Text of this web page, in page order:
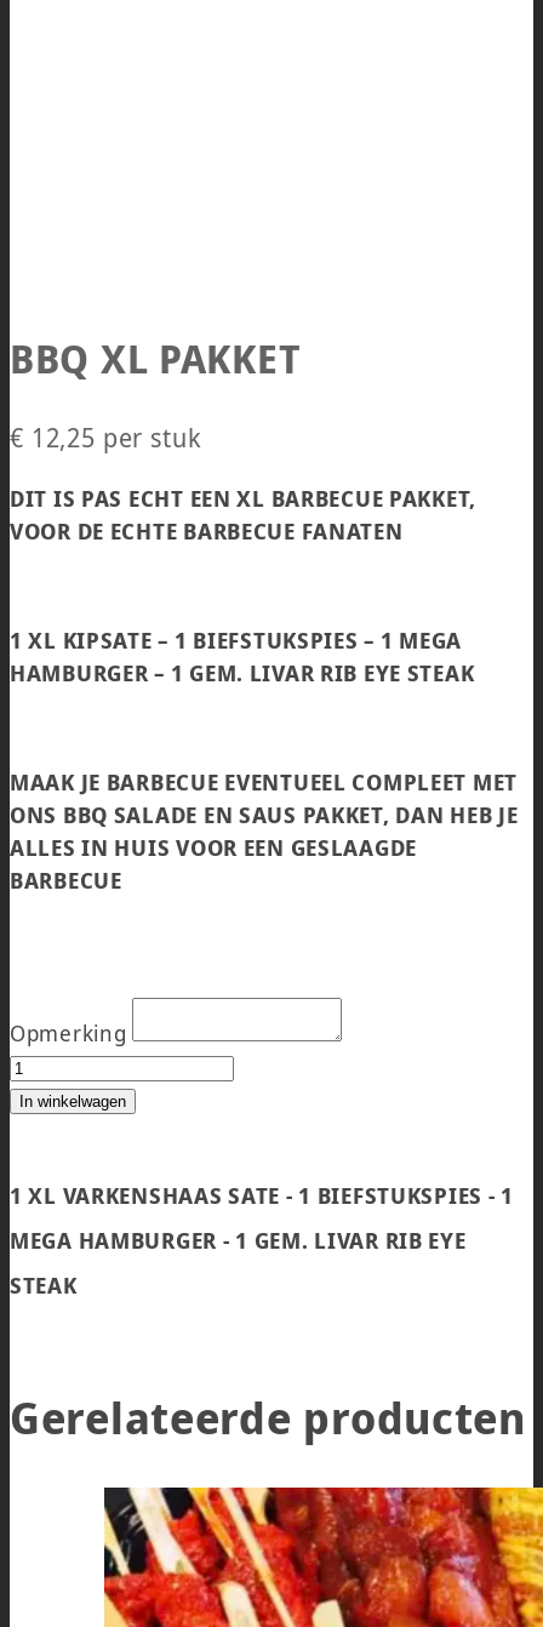
BBQ XL PAKKET
€ 12,25 per stuk
DIT IS PAS ECHT EEN XL BARBECUE PAKKET,
VOOR DE ECHTE BARBECUE FANATEN
1 XL KIPSATE – 1 BIEFSTUKSPIES – 1 MEGA
HAMBURGER – 1 GEM. LIVAR RIB EYE STEAK
MAAK JE BARBECUE EVENTUEEL COMPLEET MET
ONS BBQ SALADE EN SAUS PAKKET, DAN HEB JE
ALLES IN HUIS VOOR EEN GESLAAGDE
BARBECUE
Opmerking
BBQ XL PAKKET aantal
In winkelwagen
1 XL VARKENSHAAS SATE - 1 BIEFSTUKSPIES - 1
MEGA HAMBURGER - 1 GEM. LIVAR RIB EYE
STEAK
Gerelateerde producten